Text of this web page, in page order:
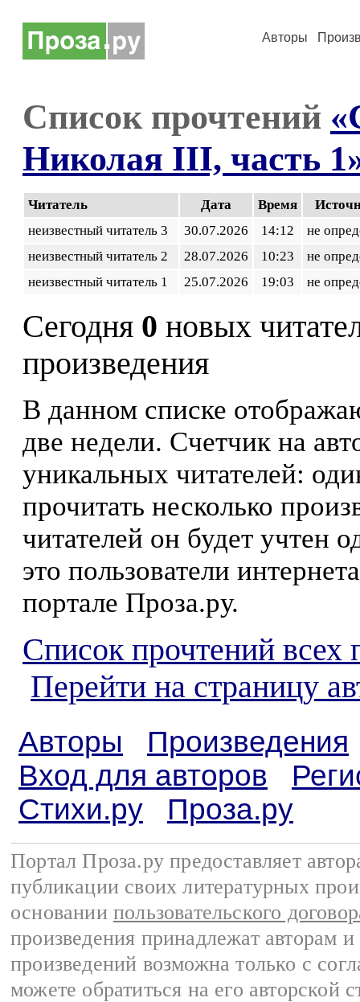
Авторы
Список прочтений
Николая III, часть
Читатель Дата Время
неизвестный читатель 3
30.07.2026 14:12
не
неизвестный читатель 2
28.07.2026 10:23
не
неизвестный читатель 1
25.07.2026 19:03 не
Сегодня 0 новых
произведения
В данном списке
две недели. Счетчик на
уникальных читателей:
прочитать несколько
читателей он будет учтен
это пользователи
портале Проза.ру.
Список прочтений всех
Перейти на страницу
Авторы
Произведения
Вход для авторов
Стихи.ру
Проза.ру
Портал Проза.ру предоставляет
публикации своих литературных
основании пользовательского
произведения принадлежат авторам
произведений возможна только с
можете обратиться на его авторской